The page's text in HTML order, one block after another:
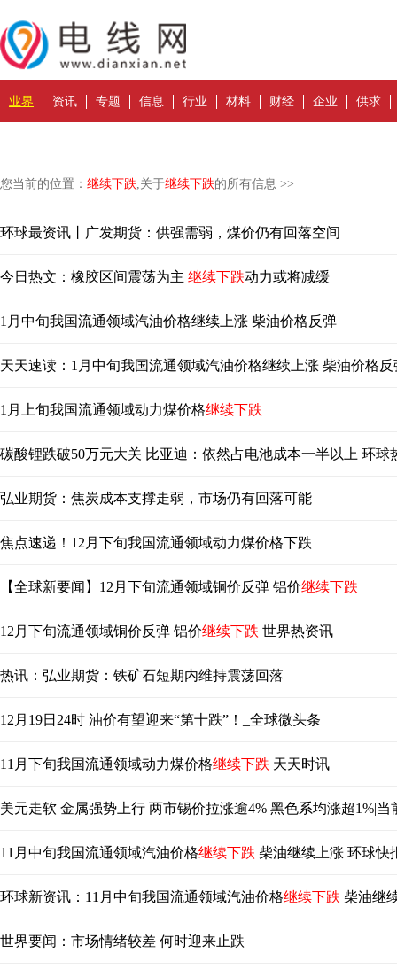
业界 资讯 专题 信息 行业 材料 财经 企业 供求
您当前的位置： 继续下跌,关于继续下跌的所有信息 >>
环球最资讯丨广发期货：供强需弱，煤价仍有回落空间
今日热文：橡胶区间震荡为主 继续下跌动力或将减缓
1月中旬我国流通领域汽油价格继续上涨 柴油价格反弹
天天速读：1月中旬我国流通领域汽油价格继续上涨 柴油价格反
1月上旬我国流通领域动力煤价格继续下跌
碳酸锂跌破50万元大关 比亚迪：依然占电池成本一半以上 环球
弘业期货：焦炭成本支撑走弱，市场仍有回落可能
焦点速递！12月下旬我国流通领域动力煤价格下跌
【全球新要闻】12月下旬流通领域铜价反弹 铝价继续下跌
12月下旬流通领域铜价反弹 铝价继续下跌 世界热资讯
热讯：弘业期货：铁矿石短期内维持震荡回落
12月19日24时 油价有望迎来“第十跌”！_全球微头条
11月下旬我国流通领域动力煤价格继续下跌 天天时讯
美元走软 金属强势上行 两市锡价拉涨逾4% 黑色系均涨超1%|当
11月中旬我国流通领域汽油价格继续下跌 柴油继续上涨 环球快
环球新资讯：11月中旬我国流通领域汽油价格继续下跌 柴油继
世界要闻：市场情绪较差 何时迎来止跌